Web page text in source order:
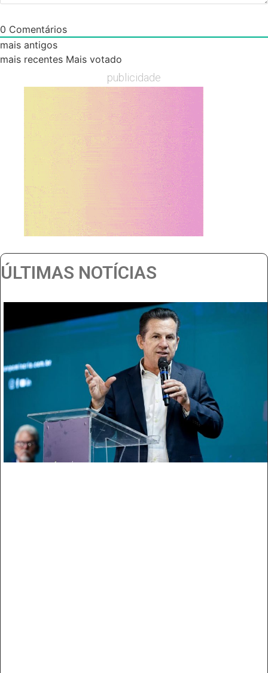
0 Comentários
mais antigos
mais recentes Mais votado
publicidade
ÚLTIMAS NOTÍCIAS